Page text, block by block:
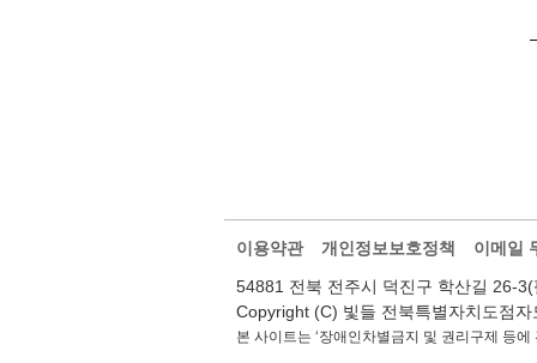
이용약관 개인정보보호정책
이메일
54881 전북 전주시 덕진구 학산길 26-
Copyright (C) 빛들 전북특별자치도점
본 사이트는 ‘장애인차별금지 및 권리구제 등